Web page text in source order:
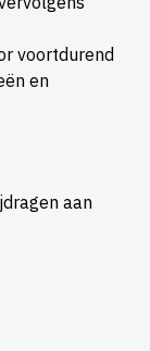
voortdurend
en
aan